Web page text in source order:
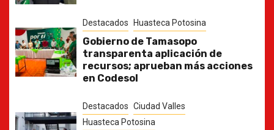
Destacados Huasteca Potosina
Gobierno de Tamasopo
transparenta aplicación de
recursos; aprueban más acciones
en Codesol
Destacados Ciudad Valles
Huasteca Potosina